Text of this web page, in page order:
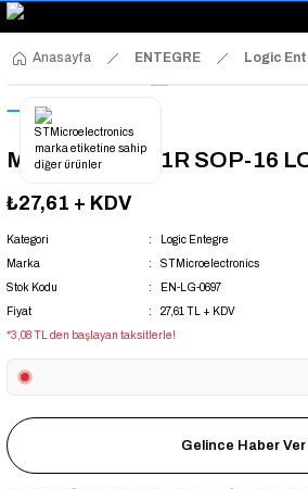
"Saat 14:00'a Kadar Verilen Siparişlerde
"Binlerce Ürün Çeşitliliği ile Stoktan
"Toptan Fiyatına Perakende Satış
Anasayfa ENTEGRE Logic
M74HC4094M1R SOP-16
₺27,61 + KDV
Kategori
Logic Entegre
Marka
STMicroelectronics
Stok Kodu
EN-LG-0697
Fiyat
27,61 TL + KDV
*3,08 TL den başlayan taksitlerle!
Gelince Haber Ver